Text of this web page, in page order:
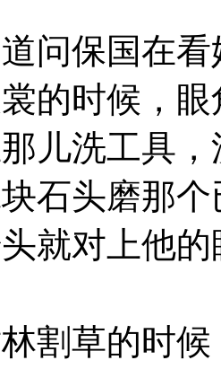
保国在看
时候，眼
儿洗工具
石头磨那
就对上他
草的时候